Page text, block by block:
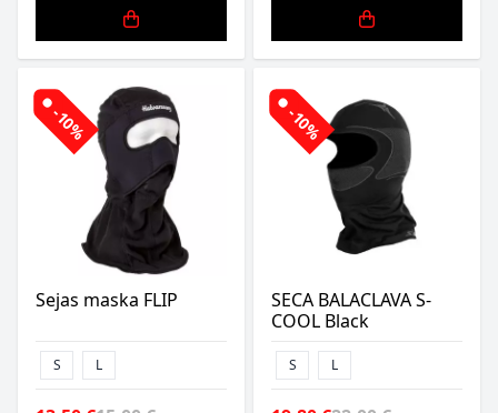
-10%
Sejas maska FLIP
S L
-10%
SECA BALACLAVA S-
COOL Black
S L